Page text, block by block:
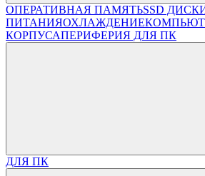
ОПЕРАТИВНАЯ ПАМЯТЬSSD
ПИТАНИЯОХЛАЖДЕНИЕ
КОРПУСАПЕРИФЕРИЯ ДЛЯ ПК
ДЛЯ ПК